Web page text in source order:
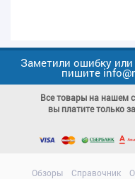
Заметили ошибку
пишите
Все товары на нашем
вы платите только
Обзоры Справочник